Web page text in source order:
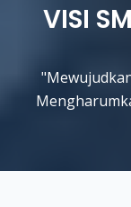
VISI